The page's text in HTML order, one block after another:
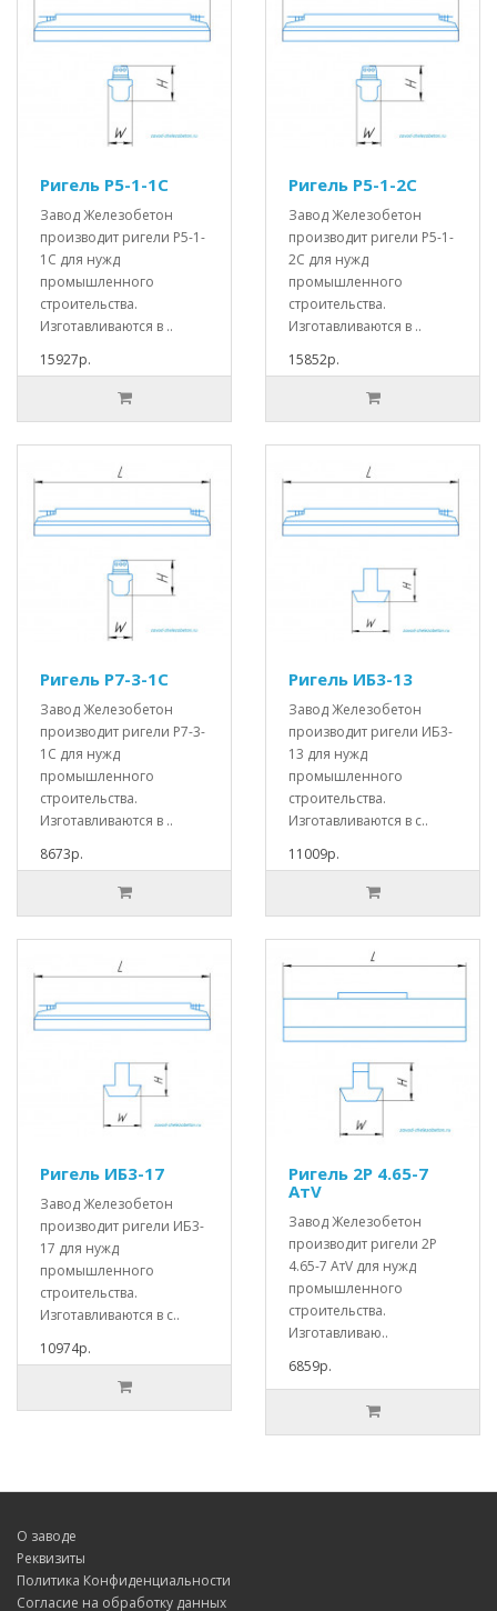
Ригель Р5-1-1С
Завод Железобетон
производит ригели Р5-1-
1С для нужд
промышленного
строительства.
Изготавливаются в ..
15927р.
Ригель Р5-1-2С
Завод Железобетон
производит ригели Р5-1-
2С для нужд
промышленного
строительства.
Изготавливаются в ..
15852р.
Ригель Р7-3-1С
Завод Железобетон
производит ригели Р7-3-
1С для нужд
промышленного
строительства.
Изготавливаются в ..
8673р.
Ригель ИБ3-13
Завод Железобетон
производит ригели ИБ3-
13 для нужд
промышленного
строительства.
Изготавливаются в с..
11009р.
Ригель ИБ3-17
Завод Железобетон
производит ригели ИБ3-
17 для нужд
промышленного
строительства.
Изготавливаются в с..
10974р.
Ригель 2Р 4.65-7
АтV
Завод Железобетон
производит ригели 2Р
4.65-7 АтV для нужд
промышленного
строительства.
Изготавливаю..
6859р.
О заводе
Реквизиты
Политика Конфиденциальности
Согласие на обработку данных